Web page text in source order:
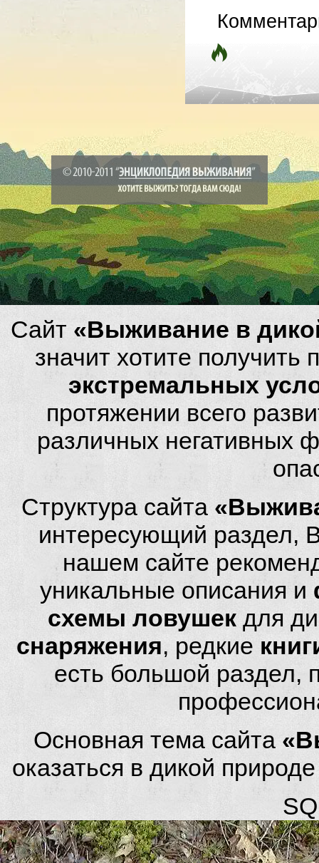
Сайт «Выживание в
значит хотите
экстремальных
протяжении всего
различных негативных
Структура сайта
интересующий раздел,
нашем сайте
уникальные описания и
схемы ловушек для
снаряжения, редкие
есть большой
Основная тема сайта
оказаться в дикой